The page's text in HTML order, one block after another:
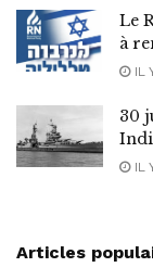
Le
à
IL
30
IL
Articles